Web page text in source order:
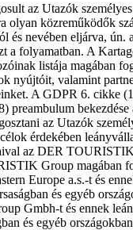
az Utazók
olyan közreműködők
és nevében eljárva, ún.
a folyamatban. A
listája magában
nyújtóit, valamint
A GDPR 6. cikke
preambulum
az Utazók
érdekében
az DER
Group magában
Europe a.s.-t és
és egyéb
Gmbh-t és ennek
és egyéb